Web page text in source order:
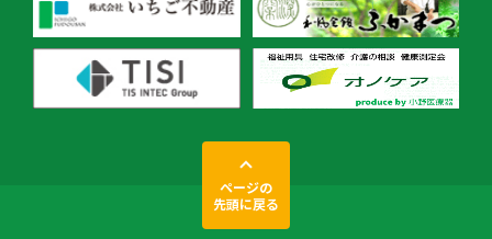
ページの
先頭に戻る